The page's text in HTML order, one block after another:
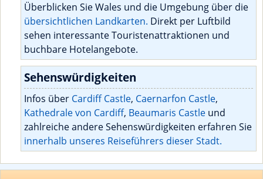
Überblicken Sie Wales und die Umgebung über die
übersichtlichen Landkarten. Direkt per Luftbild
sehen interessante Touristenattraktionen und
buchbare Hotelangebote.
Sehenswürdigkeiten
Infos über Cardiff Castle, Caernarfon Castle,
Kathedrale von Cardiff, Beaumaris Castle und
zahlreiche andere Sehenswürdigkeiten erfahren Sie
innerhalb unseres Reiseführers dieser Stadt.